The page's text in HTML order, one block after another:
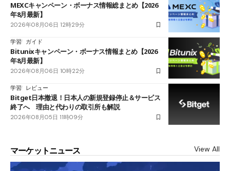
MEXCキャンペーン・ボーナス情報総まとめ【2026
年8月最新】
2026年08月06日 12時29分
学習 ガイド
Bitunixキャンペーン・ボーナス情報まとめ【2026
年8月最新】
2026年08月06日 10時22分
学習 レビュー
Bitget日本撤退！日本人の新規登録停止＆サービス
終了へ 理由と代わりの取引所も解説
2026年08月05日 11時09分
マーケットニュース View All